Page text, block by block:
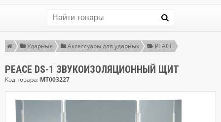
Ударные Аксессуары для ударных PEACE
PEACE DS-1 ЗВУКОИЗОЛЯЦИОННЫЙ ЩИТ
Код товара: MT003227